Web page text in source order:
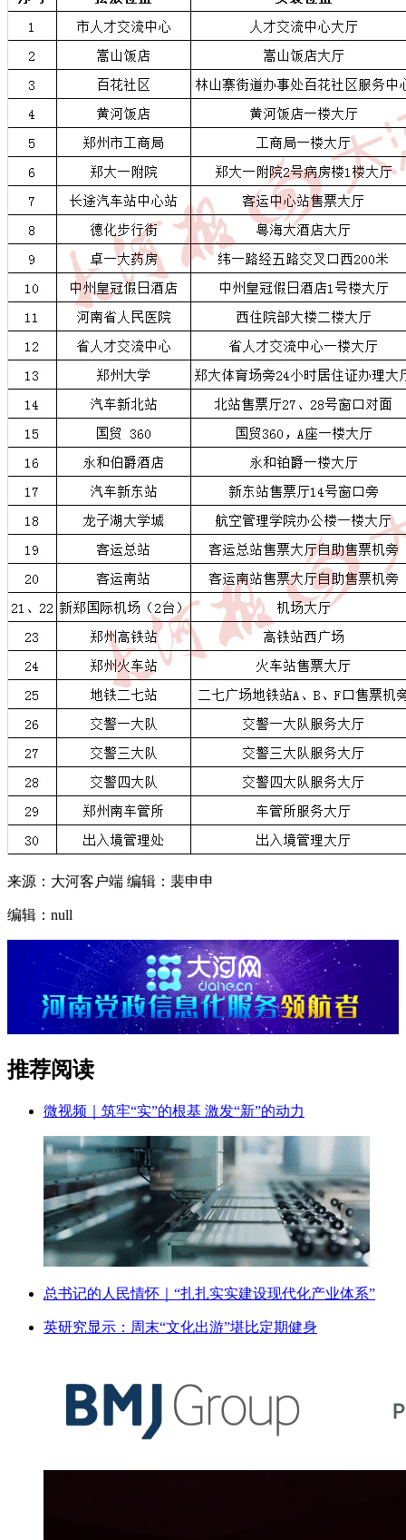
来源：大河客户端 编辑：裴申申
编辑：null
推荐阅读
微视频｜筑牢“实”的根基 激发“新”的动力
总书记的人民情怀｜“扎扎实实建设现代化产业体系”
英研究显示：周末“文化出游”堪比定期健身